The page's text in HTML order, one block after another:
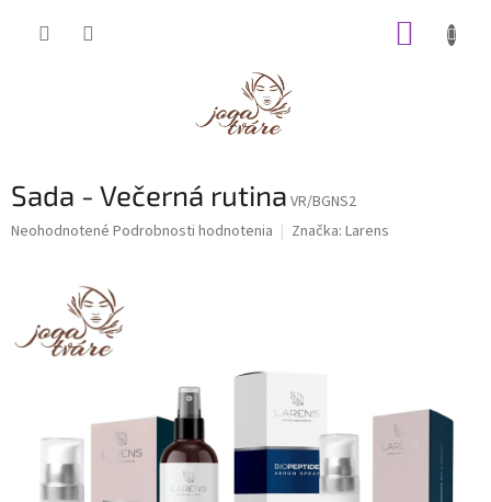
Sada - Večerná rutina VR/BGNS2
Priemerné
Neohodnotené Podrobnosti hodnotenia Značka: Larens